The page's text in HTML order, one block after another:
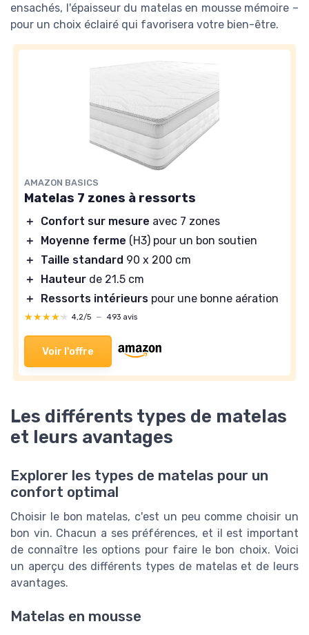
ensachés, l'épaisseur du matelas en mousse mémoire –
pour un choix éclairé qui favorisera votre bien-être.
AMAZON BASICS
Matelas 7 zones à ressorts
＋ Confort sur mesure avec 7 zones
＋
Moyenne ferme (H3) pour un bon soutien
＋
Taille standard 90 x 200 cm
＋
Hauteur de 21.5 cm
＋
Ressorts intérieurs pour une bonne aération
★★★★★
★★★★★ 4,2/5 — 493 avis
Voir l'offre
Les différents types de matelas
et leurs avantages
Explorer les types de matelas pour un
confort optimal
Choisir le bon matelas, c'est un peu comme choisir un
bon vin. Chacun a ses préférences, et il est important
de connaître les options pour faire le bon choix. Voici
un aperçu des différents types de matelas et de leurs
avantages.
Matelas en mousse